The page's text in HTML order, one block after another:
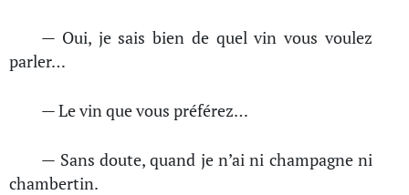
— Oui, je sais bien de quel vin vous voulez
parler…
— Le vin que vous préférez…
— Sans doute, quand je n’ai ni champagne ni
chambertin.